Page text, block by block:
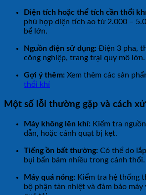
Diện tích hoặc thể tích cần thổi
phù hợp diện tích ao từ 2.000 –
bể lớn.
Nguồn điện sử dụng: Điện 3 pha,
công nghiệp, trang trại quy mô lớn.
Gợi ý thêm: Xem thêm các sản
thổi khí
Một số lỗi thường gặp và cách
Máy không lên khí: Kiểm tra
dẫn, hoặc cánh quạt bị kẹt.
Tiếng ồn bất thường: Có thể do
bụi bẩn bám nhiều trong cánh thổi.
Máy quá nóng: Kiểm tra hệ thống
bộ phận tản nhiệt và đảm bảo máy